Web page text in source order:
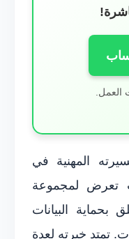
العمل.
المهنية في
تعرض لمجموعة
بحماية البيانات
تمتد خبرته لعدة